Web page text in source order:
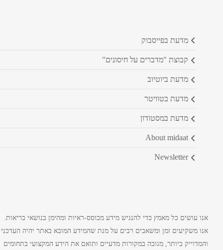
מדעת בפייסבוק
קבוצת "מדברים על חיסונים"
מדעת ביוטיוב
מדעת בטוויטר
מדעת במסטודון
about midaat
newsletter
אנו עושים כל מאמץ כדי להנגיש מידע מבוסס-ראיות ומהימן בנושאי בריאות.
אנו משקיעים זמן ומשאבים רבים על מנת שהמידע המובא באתר יהיה העדכני
והמדוייק ביותר, מגובה במקורות מדעיים ותואם את הידע המקצועי בתחומים